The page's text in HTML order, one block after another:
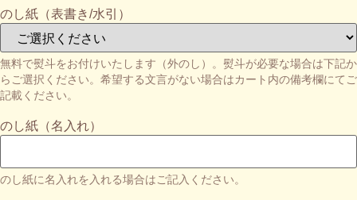
のし紙（表書き/水引）
無料で熨斗をお付けいたします（外のし）。熨斗が必要な場合は下記か
らご選択ください。希望する文言がない場合はカート内の備考欄にてご
記載ください。
のし紙（名入れ）
のし紙に名入れを入れる場合はご記入ください。